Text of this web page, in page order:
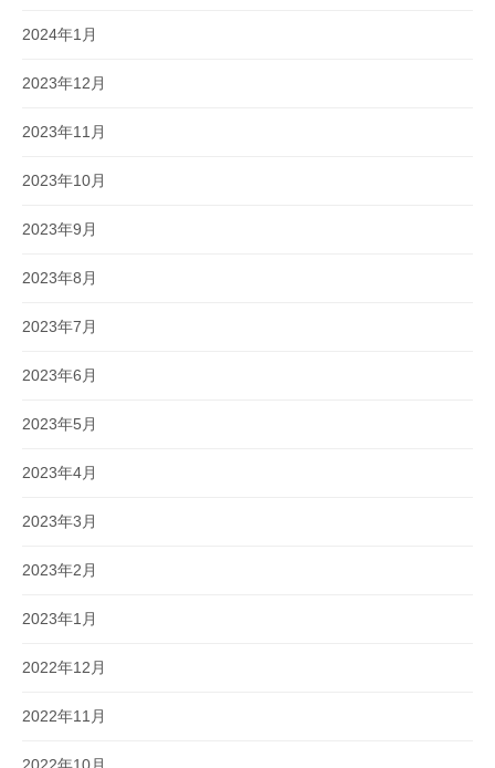
2024年1月
2023年12月
2023年11月
2023年10月
2023年9月
2023年8月
2023年7月
2023年6月
2023年5月
2023年4月
2023年3月
2023年2月
2023年1月
2022年12月
2022年11月